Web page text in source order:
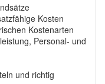
Kosten
Kostenarten
Personal- und
und richtig